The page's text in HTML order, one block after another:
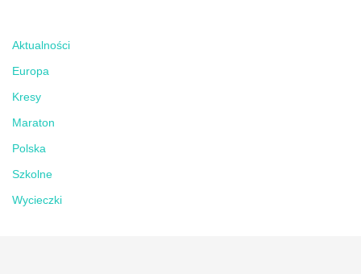
Aktualności
Europa
Kresy
Maraton
Polska
Szkolne
Wycieczki